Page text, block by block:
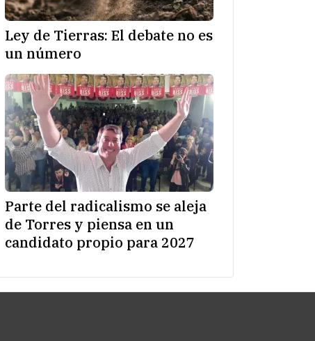
Ley de Tierras: El debate no es
un número
Parte del radicalismo se aleja
de Torres y piensa en un
candidato propio para 2027